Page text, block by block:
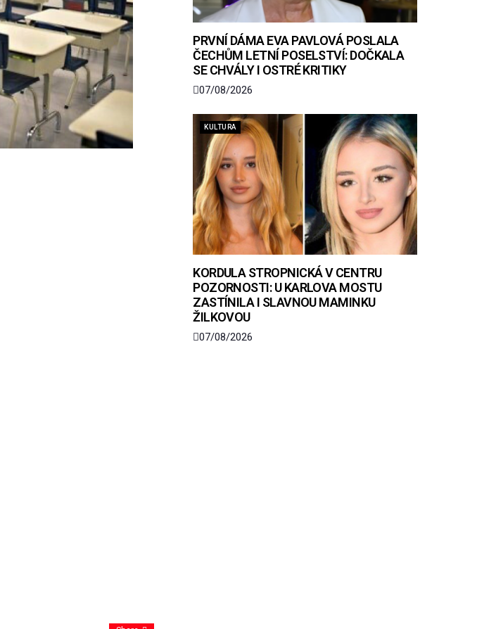
PRVNÍ DÁMA EVA PAVLOVÁ POSLALA
ČECHŮM LETNÍ POSELSTVÍ: DOČKALA
SE CHVÁLY I OSTRÉ KRITIKY
07/08/2026
KULTURA
KORDULA STROPNICKÁ V CENTRU
POZORNOSTI: U KARLOVA MOSTU
ZASTÍNILA I SLAVNOU MAMINKU
ŽILKOVOU
07/08/2026